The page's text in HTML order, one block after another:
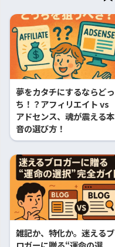
夢をカタチにするならどっ
ち！？アフィリエイト vs
アドセンス、魂が震える本
音の選び方！
雑記か、特化か。迷えるブ